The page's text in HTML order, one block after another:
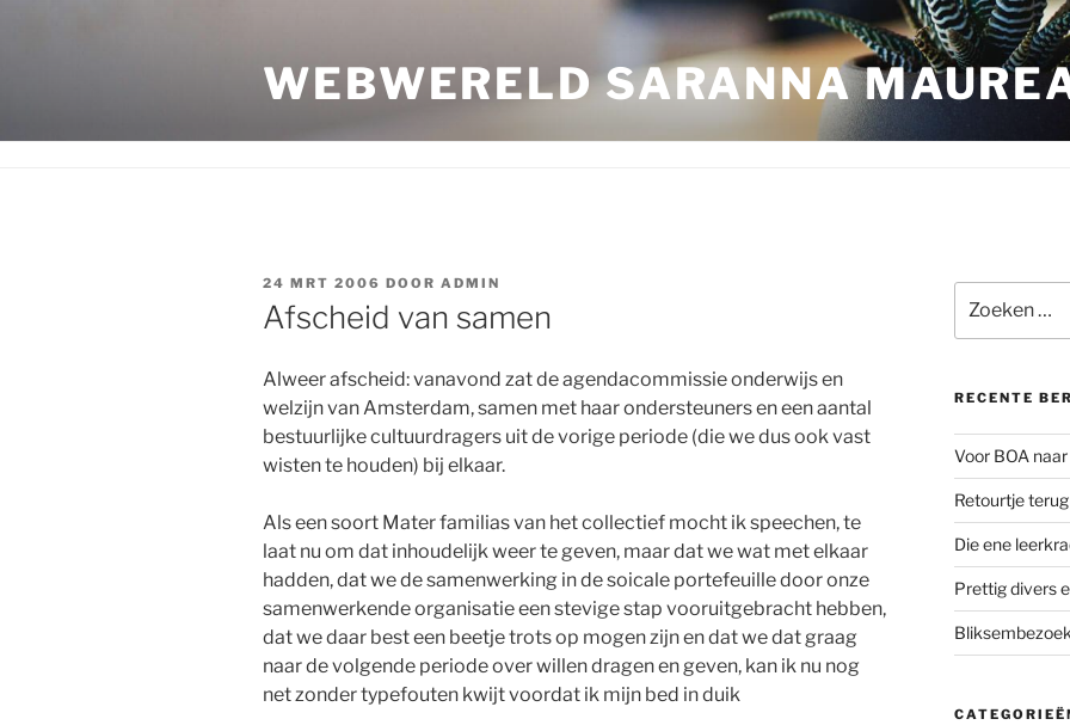
WEBWERELD SARANNA
GEPLAATST
OP
24 MRT 2006 DOOR ADMIN
Afscheid van samen
Alweer afscheid: vanavond zat de agendacommissie onderwijs en
welzijn van Amsterdam, samen met haar ondersteuners en een aantal
bestuurlijke cultuurdragers uit de vorige periode (die we dus ook vast
wisten te houden) bij elkaar.
Als een soort Mater familias van het collectief mocht ik speechen, te
laat nu om dat inhoudelijk weer te geven, maar dat we wat met elkaar
hadden, dat we de samenwerking in de soicale portefeuille door onze
samenwerkende organisatie een stevige stap vooruitgebracht hebben,
dat we daar best een beetje trots op mogen zijn en dat we dat graag
naar de volgende periode over willen dragen en geven, kan ik nu nog
net zonder typefouten kwijt voordat ik mijn bed in duik
naar:
RECENTE
Voor BOA
Retourtje
Die ene
Prettig divers